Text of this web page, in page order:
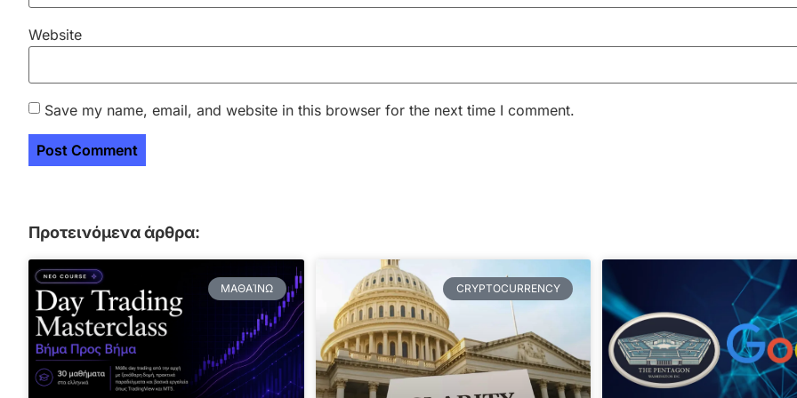
Website
Save my name, email, and website in this browser for the next time I comment.
Προτεινόμενα άρθρα:
ΜΑΘΑΊΝΩ CRYPTOCURRENCY